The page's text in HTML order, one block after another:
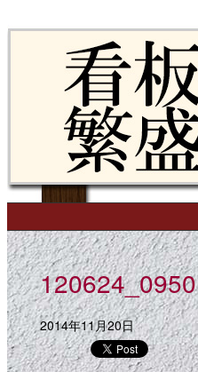
Main menu
120624_0950
2014年11月20日